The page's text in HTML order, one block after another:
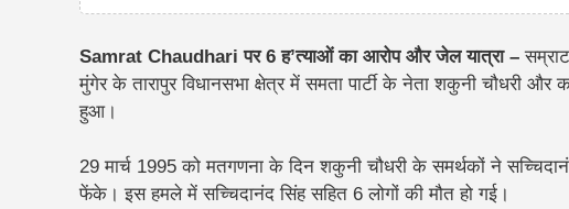
Samrat Chaudhari पर 6 ह’त्याओं का आरोप और जेल यात्रा –
मुंगेर के तारापुर विधानसभा क्षेत्र मेंसमता पार्टी के नेता शकुनी चौधरी और
हुआ।
29 मार्च 1995 को मतगणना के दिन शकुनी चौधरी के समर्थकों ने
फेंके। इस हमले में सच्चिदानंद सिंह सहित 6 लोगों की मौत हो गई।